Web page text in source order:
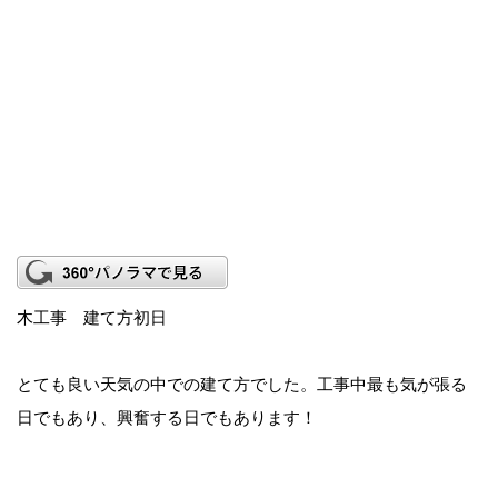
木工事 建て方初日
とても良い天気の中での建て方でした。工事中最も気が張る
日でもあり、興奮する日でもあります！